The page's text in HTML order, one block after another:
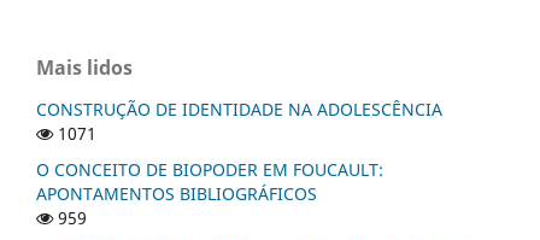
Mais lidos
CONSTRUÇÃO DE IDENTIDADE NA ADOLESCÊNCIA
1071
O CONCEITO DE BIOPODER EM FOUCAULT:
APONTAMENTOS BIBLIOGRÁFICOS
959